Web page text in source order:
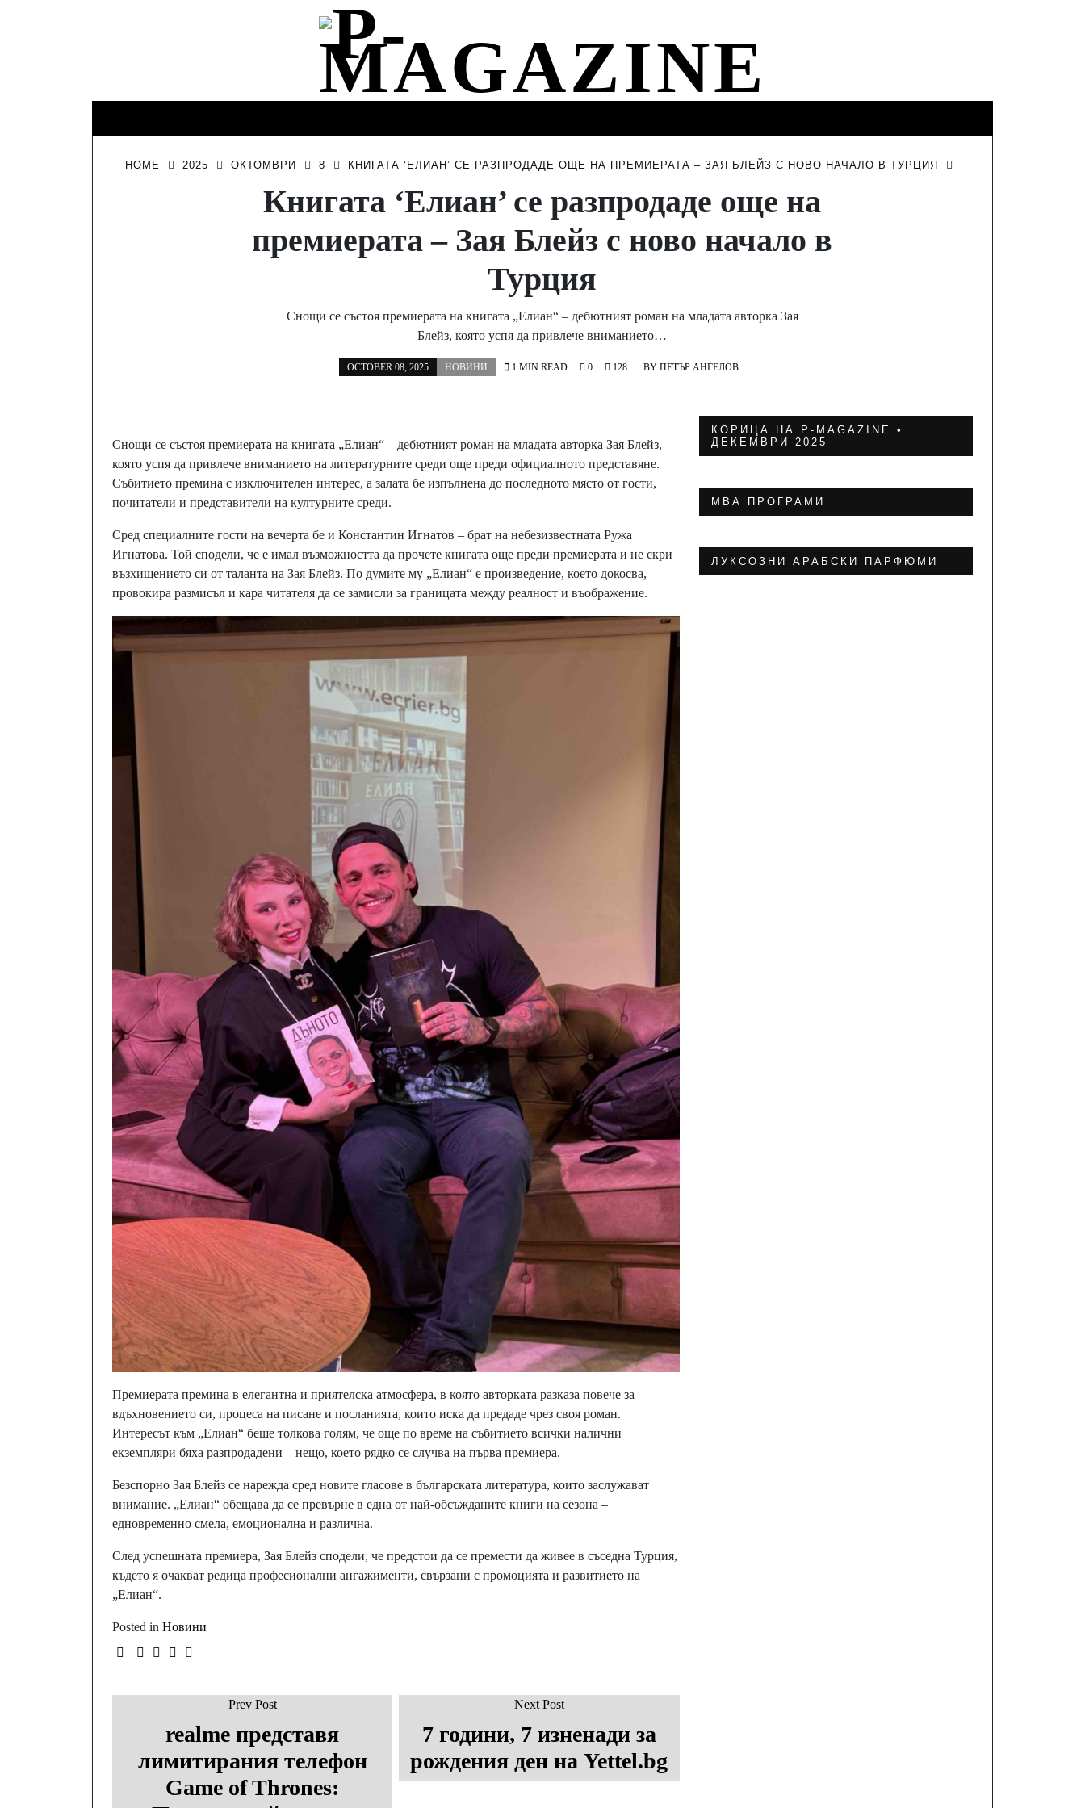
HOME 2025 ОКТОМВРИ 8 КНИГАТА ‘ЕЛИАН’ СЕ РАЗПРОДАДЕ ОЩЕ НА ПРЕМИЕРАТА – ЗАЯ БЛЕЙЗ С НОВО НАЧАЛО В ТУРЦИЯ
Книгата ‘Елиан’ се разпродаде още на
премиерата – Зая Блейз с ново начало в
Турция
Снощи се състоя премиерата на книгата „Елиан“ – дебютният роман на младата авторка Зая
Блейз, която успя да привлече вниманието…
OCTOBER 08, 2025 НОВИНИ BY ПЕТЪР АНГЕЛОВ
1 MIN READ 0 128
Снощи се състоя премиерата на книгата „Елиан“ – дебютният роман на младата авторка Зая Блейз,
която успя да привлече вниманието на литературните среди още преди официалното представяне.
Събитието премина с изключителен интерес, а залата бе изпълнена до последното място от гости,
почитатели и представители на културните среди.
Сред специалните гости на вечерта бе и Константин Игнатов – брат на небезизвестната Ружа
Игнатова. Той сподели, че е имал възможността да прочете книгата още преди премиерата и не скри
възхищението си от таланта на Зая Блейз. По думите му „Елиан“ е произведение, което докосва,
провокира размисъл и кара читателя да се замисли за границата между реалност и въображение.
Премиерата премина в елегантна и приятелска атмосфера, в която авторката разказа повече за
вдъхновението си, процеса на писане и посланията, които иска да предаде чрез своя роман.
Интересът към „Елиан“ беше толкова голям, че още по време на събитието всички налични
екземпляри бяха разпродадени – нещо, което рядко се случва на първа премиера.
Безспорно Зая Блейз се нарежда сред новите гласове в българската литература, които заслужават
внимание. „Елиан“ обещава да се превърне в една от най-обсъжданите книги на сезона –
едновременно смела, емоционална и различна.
След успешната премиера, Зая Блейз сподели, че предстои да се премести да живее в съседна Турция,
където я очакват редица професионални ангажименти, свързани с промоцията и развитието на
„Елиан“.
Posted in Новини
Prev Post
realme представя
лимитирания телефон
Game of Thrones:
Next Post
7 години, 7 изненади за
рождения ден на Yettel.bg
КОРИЦА НА P-MAGAZINE •
ДЕКЕМВРИ 2025
МВА ПРОГРАМИ
ЛУКСОЗНИ АРАБСКИ ПАРФЮМИ